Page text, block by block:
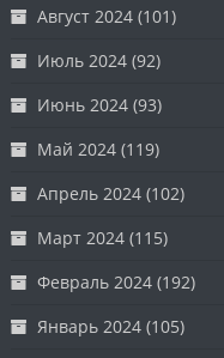
Август 2024 (101)
Июль 2024 (92)
Июнь 2024 (93)
Май 2024 (119)
Апрель 2024 (102)
Март 2024 (115)
Февраль 2024 (192)
Январь 2024 (105)